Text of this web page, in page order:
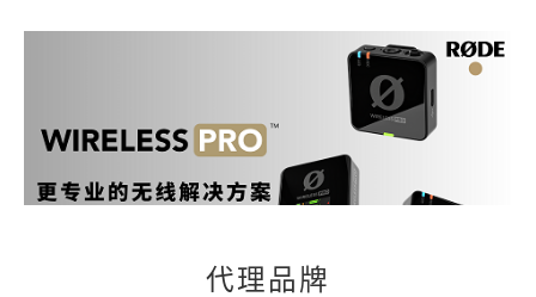
代理品牌